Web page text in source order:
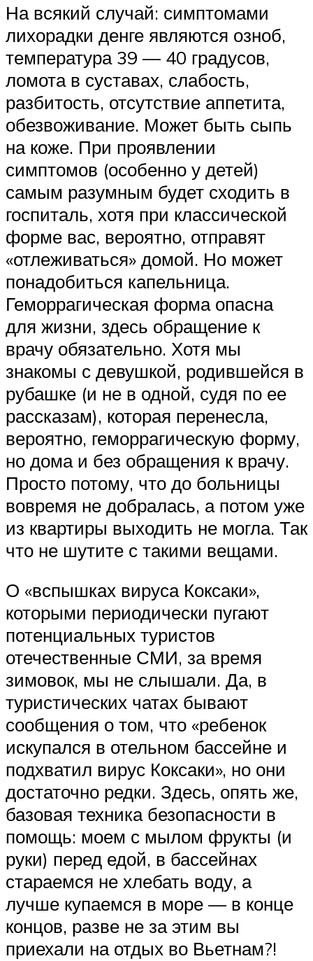
На всякий случай: симптомами
лихорадки денге являются озноб,
температура 39 — 40 градусов,
ломота в суставах, слабость,
разбитость, отсутствие аппетита,
обезвоживание. Может быть сыпь
на коже. При проявлении
симптомов (особенно у детей)
самым разумным будет сходить в
госпиталь, хотя при классической
форме вас, вероятно, отправят
«отлеживаться» домой. Но может
понадобиться капельница.
Геморрагическая форма опасна
для жизни, здесь обращение к
врачу обязательно. Хотя мы
знакомы с девушкой, родившейся в
рубашке (и не в одной, судя по ее
рассказам), которая перенесла,
вероятно, геморрагическую форму,
но дома и без обращения к врачу.
Просто потому, что до больницы
вовремя не добралась, а потом уже
из квартиры выходить не могла. Так
что не шутите с такими вещами.
О «вспышках вируса Коксаки»,
которыми периодически пугают
потенциальных туристов
отечественные СМИ, за время
зимовок, мы не слышали. Да, в
туристических чатах бывают
сообщения о том, что «ребенок
искупался в отельном бассейне и
подхватил вирус Коксаки», но они
достаточно редки. Здесь, опять же,
базовая техника безопасности в
помощь: моем с мылом фрукты (и
руки) перед едой, в бассейнах
стараемся не хлебать воду, а
лучше купаемся в море — в конце
концов, разве не за этим вы
приехали на отдых во Вьетнам?!